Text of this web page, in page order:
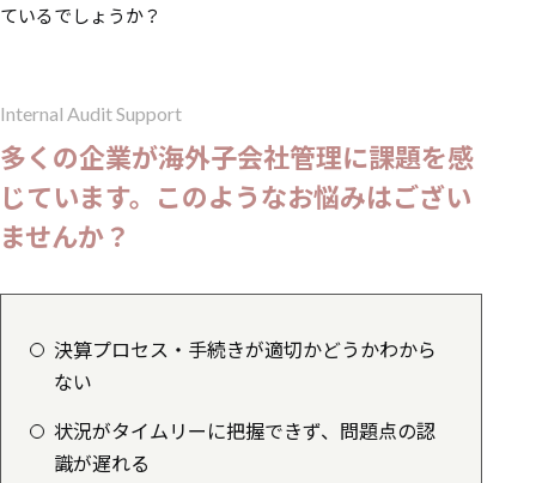
ているでしょうか？
Internal Audit Support
多くの企業が海外子会社管理に課題を感
じています。このようなお悩みはござい
ませんか？
決算プロセス・手続きが適切かどうかわから
ない
状況がタイムリーに把握できず、問題点の認
識が遅れる